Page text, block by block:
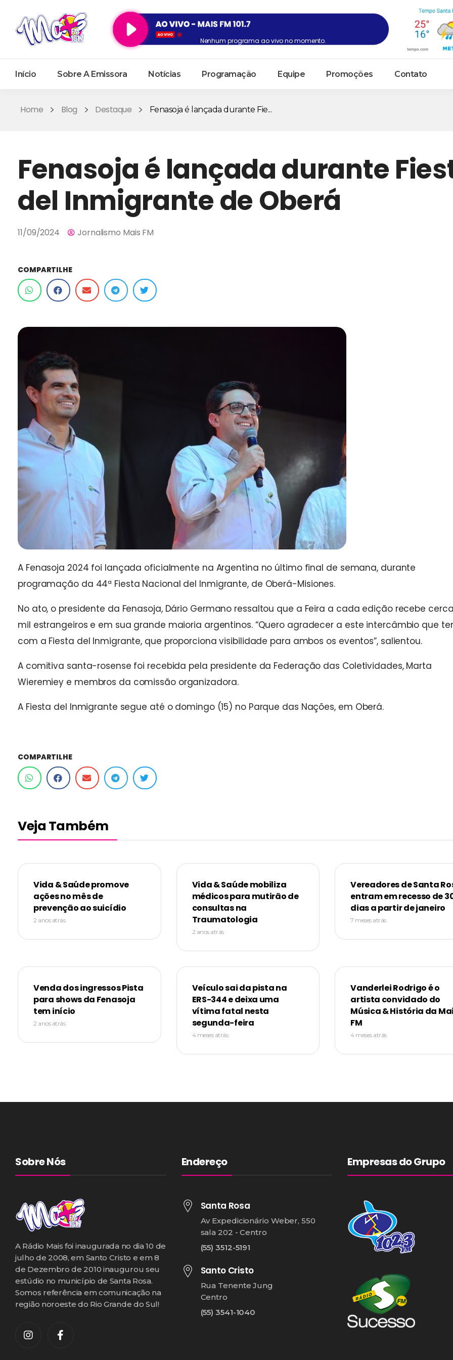
Nenhum programa ao vivo no momento.
Início Sobre A Emissora Notícias Programação Equipe Promoções Contato
Home Blog Destaque Fenasoja é lançada durante Fie...
Fenasoja é lançada durante
del Inmigrante de Oberá
11/09/2024 Jornalismo Mais FM
COMPARTILHE
A Fenasoja 2024 foi lançada oficialmente na Argentina no último final de semana, durante
programação da 44ª Fiesta Nacional del Inmigrante, de Oberá-Misiones.
No ato, o presidente da Fenasoja, Dário Germano ressaltou que a Feira a cada edição recebe
mil estrangeiros e em sua grande maioria argentinos. “Quero agradecer a este intercâmbio que
com a Fiesta del Inmigrante, que proporciona visibilidade para ambos os eventos”, salientou.
A comitiva santa-rosense foi recebida pela presidente da Federação das Coletividades, Marta
Wieremiey e membros da comissão organizadora.
A Fiesta del Inmigrante segue até o domingo (15) no Parque das Nações, em Oberá.
COMPARTILHE
Veja Também
Vida & Saúde promove
ações no mês de
prevenção ao suicídio
2 anos atrás
Vida & Saúde mobiliza
médicos para mutirão de
consultas na
Traumatologia
2 anos atrás
Vereadores de Santa
entram em recesso de
dias a partir de janeiro
7 meses atrás
Venda dos ingressos Pista
para shows da Fenasoja
tem início
2 anos atrás
Veículo sai da pista na
ERS-344 e deixa uma
vítima fatal nesta
segunda-feira
4 meses atrás
Vanderlei Rodrigo é o
artista convidado do
Música & História da
FM
4 meses atrás
Sobre Nós
A Rádio Mais foi inaugurada no dia 10 de
julho de 2008, em Santo Cristo e em 8
de Dezembro de 2010 inaugurou seu
estúdio no município de Santa Rosa.
Somos referência em comunicação na
região noroeste do Rio Grande do Sul!
Endereço
Santa Rosa
Av Expedicionário Weber, 550
sala 202 - Centro
(55) 3512-5191
Santo Cristo
Rua Tenente Jung
Centro
(55) 3541-1040
Empresas do Grupo